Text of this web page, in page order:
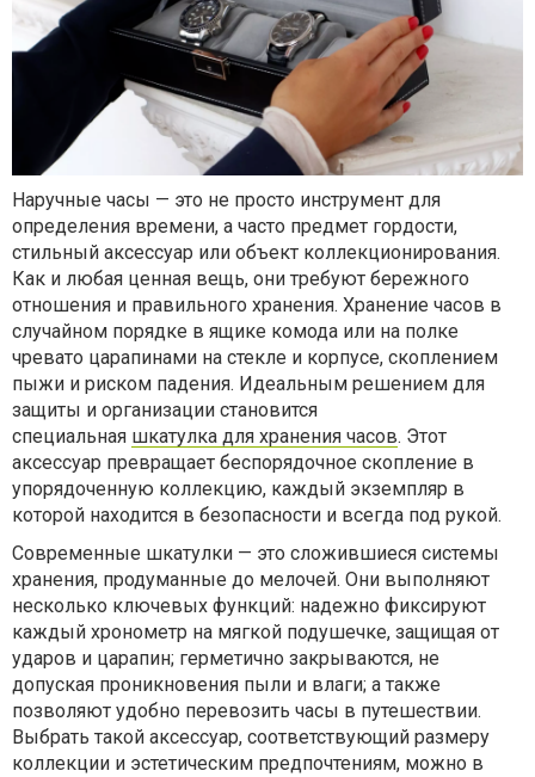
Наручные часы — это не просто инструмент для
определения времени, а часто предмет гордости,
стильный аксессуар или объект коллекционирования.
Как и любая ценная вещь, они требуют бережного
отношения и правильного хранения. Хранение часов в
случайном порядке в ящике комода или на полке
чревато царапинами на стекле и корпусе, скоплением
пыжи и риском падения. Идеальным решением для
защиты и организации становится
специальная шкатулка для хранения часов. Этот
аксессуар превращает беспорядочное скопление в
упорядоченную коллекцию, каждый экземпляр в
которой находится в безопасности и всегда под рукой.
Современные шкатулки — это сложившиеся системы
хранения, продуманные до мелочей. Они выполняют
несколько ключевых функций: надежно фиксируют
каждый хронометр на мягкой подушечке, защищая от
ударов и царапин; герметично закрываются, не
допуская проникновения пыли и влаги; а также
позволяют удобно перевозить часы в путешествии.
Выбрать такой аксессуар, соответствующий размеру
коллекции и эстетическим предпочтениям, можно в